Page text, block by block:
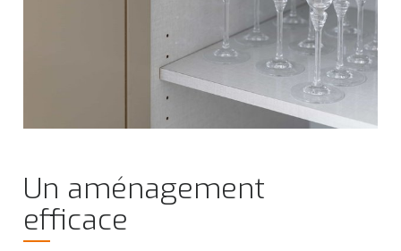
Un aménagement
efficace